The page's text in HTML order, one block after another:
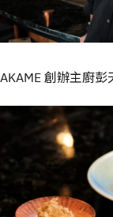
AKAME 創辦主廚彭